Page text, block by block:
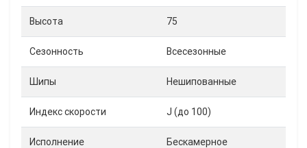
Высота 75
Сезонность Всесезонные
Шипы Нешипованные
Индекс скорости J (до 100)
Исполнение Бескамерное